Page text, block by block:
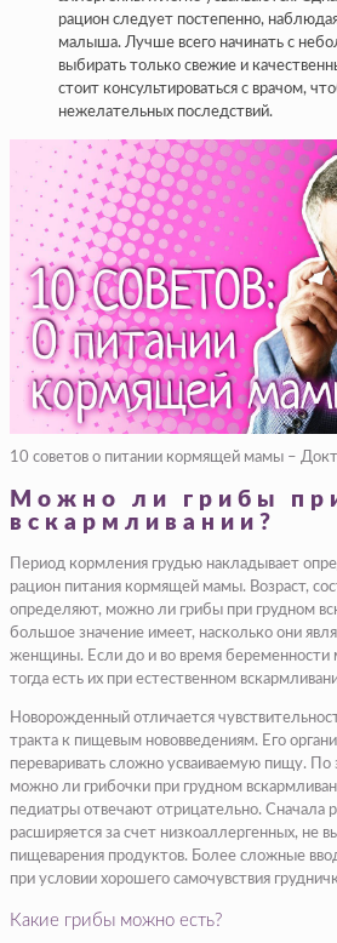
рацион следует постепенно,
малыша. Лучше всего начинать с
выбирать только свежие и
стоит консультироваться с врачом,
нежелательных последствий.
10 советов о питании кормящей мамы –
Можно ли грибы
вскармливании?
Период кормления грудью накладывает
рацион питания кормящей мамы. Возраст,
определяют, можно ли грибы при грудном
большое значение имеет, насколько они
женщины. Если до и во время беременности
тогда есть их при естественном
Новорожденный отличается
тракта к пищевым нововведениям. Его
переваривать сложно усваиваемую пищу. По
можно ли грибочки при грудном
педиатры отвечают отрицательно. Сначала
расширяется за счет низкоаллергенных, не
пищеварения продуктов. Более сложные
при условии хорошего самочувствия
Какие грибы можно есть?